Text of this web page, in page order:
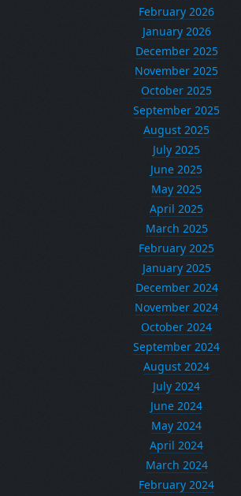
February 2026
January 2026
December 2025
November 2025
October 2025
September 2025
August 2025
July 2025
June 2025
May 2025
April 2025
March 2025
February 2025
January 2025
December 2024
November 2024
October 2024
September 2024
August 2024
July 2024
June 2024
May 2024
April 2024
March 2024
February 2024